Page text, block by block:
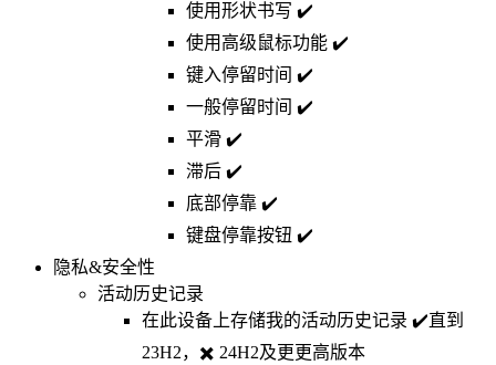
使用形状书写 ✔️
使用高级鼠标功能 ✔️
键入停留时间 ✔️
一般停留时间 ✔️
平滑 ✔️
滞后 ✔️
底部停靠 ✔️
键盘停靠按钮 ✔️
隐私&安全性
活动历史记录
在此设备上存储我的活动历史记录 ✔️直到
23H2，✖️ 24H2及更更高版本